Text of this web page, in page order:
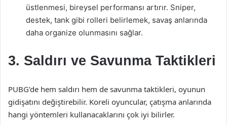
üstlenmesi, bireysel performansı artırır. Sniper,
destek, tank gibi rolleri belirlemek, savaş anlarında
daha organize olunmasını sağlar.
3. Saldırı ve Savunma Taktikleri
PUBG’de hem saldırı hem de savunma taktikleri, oyunun
gidişatını değiştirebilir. Koreli oyuncular, çatışma anlarında
hangi yöntemleri kullanacaklarını çok iyi bilirler.